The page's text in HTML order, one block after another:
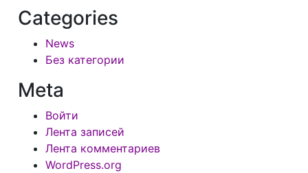
Categories
News
Без категории
Meta
Войти
Лента записей
Лента комментариев
WordPress.org